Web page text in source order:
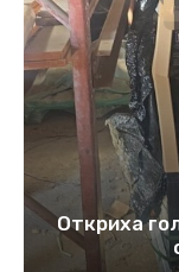
Откриха